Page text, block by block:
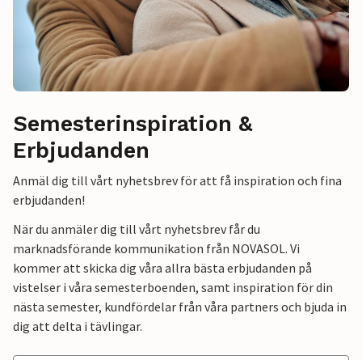
Semesterinspiration &
Erbjudanden
Anmäl dig till vårt nyhetsbrev för att få inspiration och fina
erbjudanden!
När du anmäler dig till vårt nyhetsbrev får du
marknadsförande kommunikation från NOVASOL. Vi
kommer att skicka dig våra allra bästa erbjudanden på
vistelser i våra semesterboenden, samt inspiration för din
nästa semester, kundfördelar från våra partners och bjuda in
dig att delta i tävlingar.